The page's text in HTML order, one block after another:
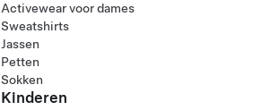
Activewear voor dames
Sweatshirts
Jassen
Petten
Sokken
Kinderen